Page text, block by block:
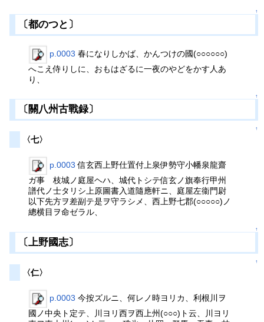
↑
〔都のつと〕
p.0003 春になりしかば、かんつけの國(○○○○○○)
へこえ侍りしに、おもはざるに一夜のやどをかす人あ
り、
↑
〔關八州古戰録〕
↑
〈七〉
p.0003 信玄西上野仕置付上泉伊勢守小幡泉龍齋
ガ事 枝城ノ庭屋ヘハ、城代トシテ信玄ノ旗奉行甲州
譜代ノ士タリシ上原圖書入道隨應軒ニ、庭屋左衞門尉
以下先方ヲ差副テ是ヲ守ラシメ、西上野七郡(○○○○○)ノ
總横目ヲ命ゼラル、
↑
〔上野國志〕
↑
〈仁〉
p.0003 今按ズルニ、何レノ時ヨリカ、利根川ヲ
國ノ中央ト定テ、川ヨリ西ヲ西上州(○○○)ト云、川ヨリ